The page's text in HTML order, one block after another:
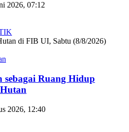
2026, 07:12
Ruang Hidup
2026, 12:40